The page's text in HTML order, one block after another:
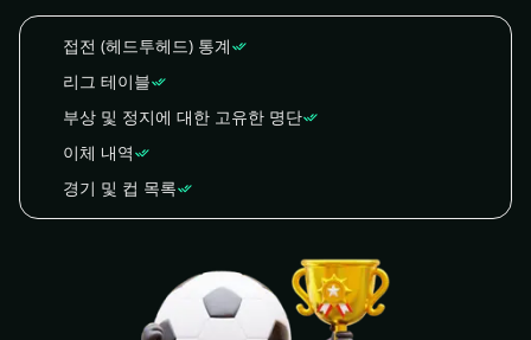
접전 (헤드투헤드) 통계
리그 테이블
부상 및 정지에 대한 고유한 명단
이체 내역
경기 및 컵 목록